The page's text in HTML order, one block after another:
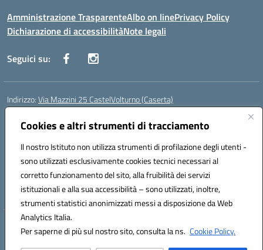
Cookies e altri strumenti di tracciamento
Il nostro Istituto non utilizza strumenti di profilazione degli utenti -
sono utilizzati esclusivamente cookies tecnici necessari al
corretto funzionamento del sito, alla fruibilità dei servizi
istituzionali e alla sua accessibilità – sono utilizzati, inoltre,
strumenti statistici anonimizzati messi a disposizione da Web
Analytics Italia.
Per saperne di più sul nostro sito, consulta la ns. Cookie Policy.
Amministrazione TrasparenteAlbo on linePrivacy Policy
Dichiarazione di accessibilitàNote legali
Seguici su:
Indirizzo:Via Mazzini 25 CastelVolturno (Caserta)
Centralino:
Posta elettronica certificata (PEC):ceis014005@pec.istruzione.it
Codice fiscale: 93063510619
Codice meccanografico:CEIS014005
Codice Indice delle Pubbliche Amministrazioni (IPA): istsc_ceis014005
Codice unico di fatturazione (CUF): UOU8EW
Hosting & Powered by 3D Solution S.r.l.
Concept & Design by Designers Italia